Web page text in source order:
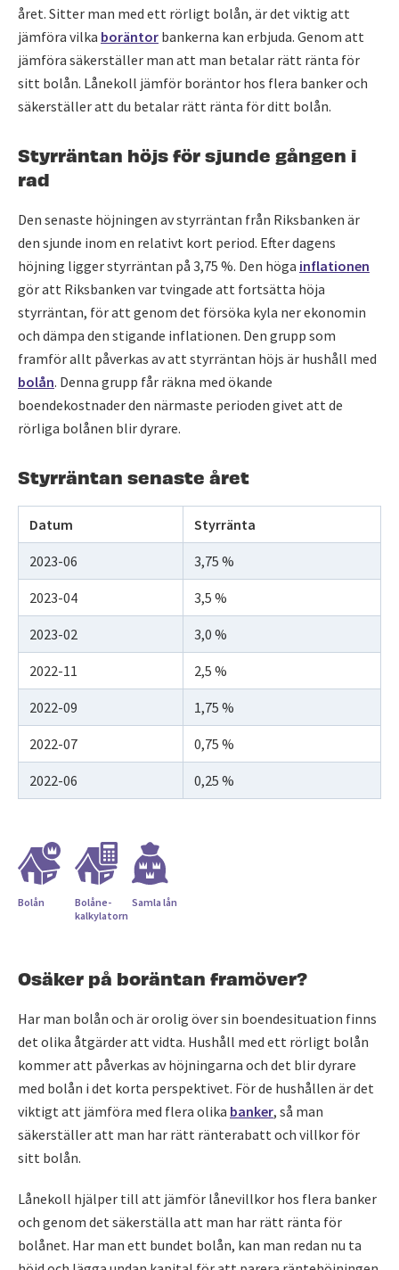
året. Sitter man med ett rörligt bolån, är det viktig att
jämföra vilka boräntor bankerna kan erbjuda. Genom att
jämföra säkerställer man att man betalar rätt ränta för
sitt bolån. Lånekoll jämför boräntor hos flera banker och
säkerställer att du betalar rätt ränta för ditt bolån.
Styrräntan höjs för sjunde gången i
rad
Den senaste höjningen av styrräntan från Riksbanken är
den sjunde inom en relativt kort period. Efter dagens
höjning ligger styrräntan på 3,75 %. Den höga inflationen
gör att Riksbanken var tvingade att fortsätta höja
styrräntan, för att genom det försöka kyla ner ekonomin
och dämpa den stigande inflationen. Den grupp som
framför allt påverkas av att styrräntan höjs är hushåll med
bolån. Denna grupp får räkna med ökande
boendekostnader den närmaste perioden givet att de
rörliga bolånen blir dyrare.
Styrräntan senaste året
Datum Styrränta
2023-06 3,75 %
2023-04 3,5 %
2023-02 3,0 %
2022-11 2,5 %
2022-09 1,75 %
2022-07 0,75 %
2022-06 0,25 %
Bolån
Bolåne­
kalkylatorn
Samla lån
Osäker på boräntan framöver?
Har man bolån och är orolig över sin boendesituation finns
det olika åtgärder att vidta. Hushåll med ett rörligt bolån
kommer att påverkas av höjningarna och det blir dyrare
med bolån i det korta perspektivet. För de hushållen är det
viktigt att jämföra med flera olika banker, så man
säkerställer att man har rätt ränterabatt och villkor för
sitt bolån.
Lånekoll hjälper till att jämför lånevillkor hos flera banker
och genom det säkerställa att man har rätt ränta för
bolånet. Har man ett bundet bolån, kan man redan nu ta